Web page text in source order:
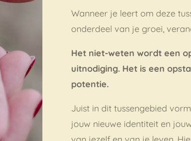
Wanneer je leert om deze
onderdeel van je groei,
Het niet-weten wordt een
uitnodiging. Het is een
potentie.
Juist in dit tussengebied
jouw nieuwe identiteit en